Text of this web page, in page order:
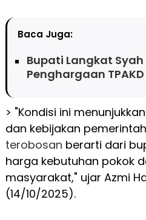
Baca Juga:
Bupati Langkat
Penghargaan
> "Kondisi ini
dan kebijakan
terobosan berarti dari
harga kebutuhan pokok
masyarakat," ujar Azmi
(14/10/2025).